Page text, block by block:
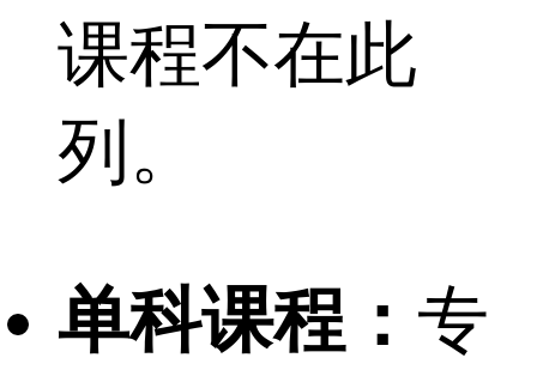
课程不在此
列。
单科课程： 专